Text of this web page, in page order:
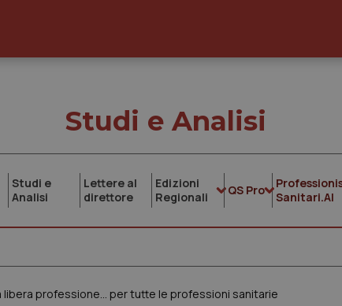
Studi e Analisi
Studi e
Analisi
Lettere al
direttore
Edizioni
Regionali
QS Pro
Sanitari.AI
libera professione… per tutte le professioni sanitarie